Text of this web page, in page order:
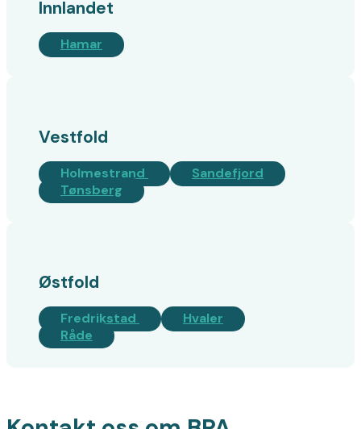
Innlandet
Hamar
Vestfold
Holmestrand
Sandefjord
Tønsberg
Østfold
Fredrikstad
Hvaler
Råde